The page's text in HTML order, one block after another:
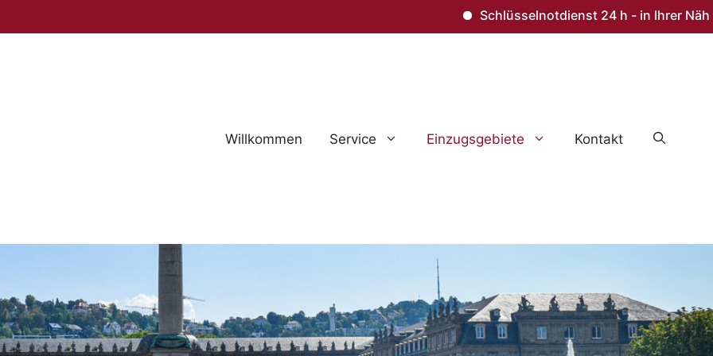
Schlüsselnotdienst 24 h - in Ihrer Nähe –
Willkommen Service Einzugsgebiete Kontakt